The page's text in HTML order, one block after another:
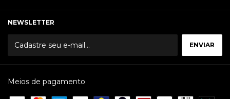
NEWSLETTER
Meios de pagamento